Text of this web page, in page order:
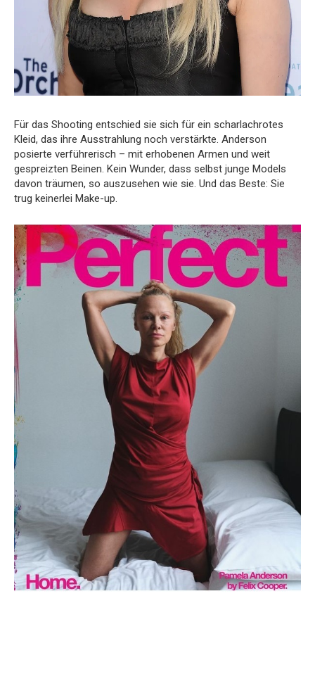
Für das Shooting entschied sie sich für ein scharlachrotes
Kleid, das ihre Ausstrahlung noch verstärkte. Anderson
posierte verführerisch – mit erhobenen Armen und weit
gespreizten Beinen. Kein Wunder, dass selbst junge Models
davon träumen, so auszusehen wie sie. Und das Beste: Sie
trug keinerlei Make-up.